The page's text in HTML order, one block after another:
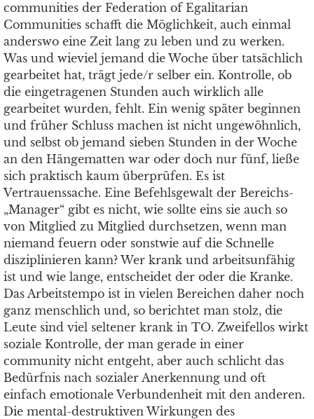
communities der Federation of Egalitarian
Communities schafft die Möglichkeit, auch einmal
anderswo eine Zeit lang zu leben und zu werken.
Was und wieviel jemand die Woche über tatsächlich
gearbeitet hat, trägt jede/r selber ein. Kontrolle, ob
die eingetragenen Stunden auch wirklich alle
gearbeitet wurden, fehlt. Ein wenig später beginnen
und früher Schluss machen ist nicht ungewöhnlich,
und selbst ob jemand sieben Stunden in der Woche
an den Hängematten war oder doch nur fünf, ließe
sich praktisch kaum überprüfen. Es ist
Vertrauenssache. Eine Befehlsgewalt der Bereichs-
„Manager“ gibt es nicht, wie sollte eins sie auch so
von Mitglied zu Mitglied durchsetzen, wenn man
niemand feuern oder sonstwie auf die Schnelle
disziplinieren kann? Wer krank und arbeitsunfähig
ist und wie lange, entscheidet der oder die Kranke.
Das Arbeitstempo ist in vielen Bereichen daher noch
ganz menschlich und, so berichtet man stolz, die
Leute sind viel seltener krank in TO. Zweifellos wirkt
soziale Kontrolle, der man gerade in einer
community nicht entgeht, aber auch schlicht das
Bedürfnis nach sozialer Anerkennung und oft
einfach emotionale Verbundenheit mit den anderen.
Die mental-destruktiven Wirkungen des